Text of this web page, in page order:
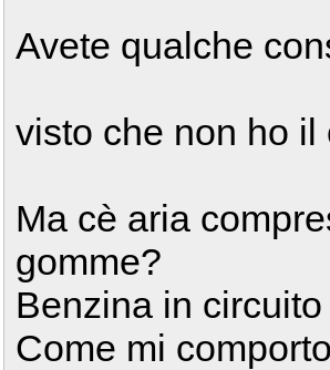
Avete qualche
visto che non ho
Ma cè aria
gomme?
Benzina in
Come mi